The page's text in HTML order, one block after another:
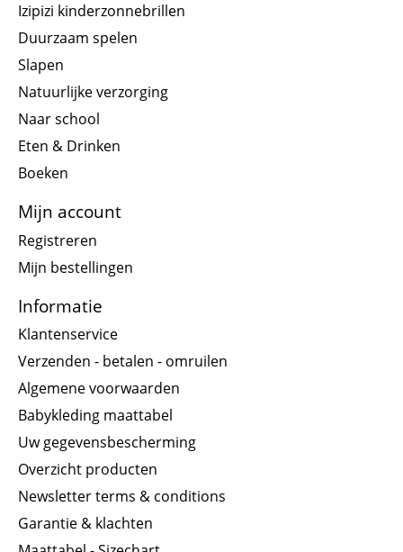
Izipizi kinderzonnebrillen
Duurzaam spelen
Slapen
Natuurlijke verzorging
Naar school
Eten & Drinken
Boeken
Mijn account
Registreren
Mijn bestellingen
Informatie
Klantenservice
Verzenden - betalen - omruilen
Algemene voorwaarden
Babykleding maattabel
Uw gegevensbescherming
Overzicht producten
Newsletter terms & conditions
Garantie & klachten